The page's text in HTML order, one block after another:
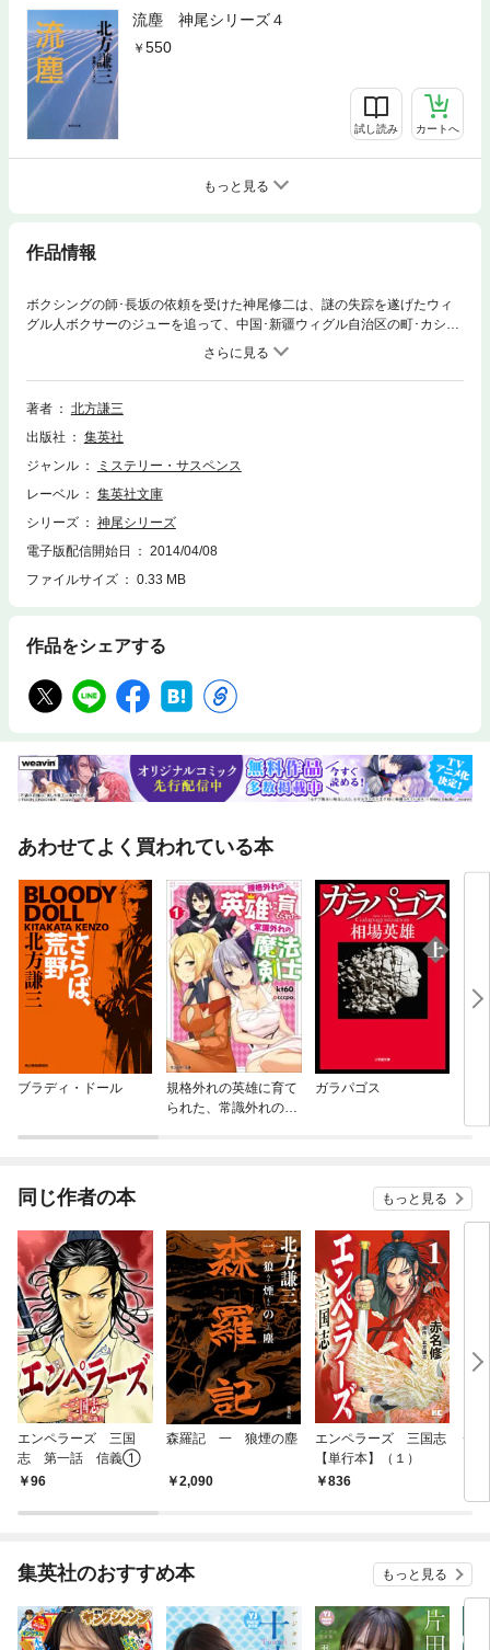
流塵 神尾シリーズ４
550
試し読み カートへ
もっと見る
作品情報
ボクシングの師･長坂の依頼を受けた神尾修二は、謎の失踪を遂げたウィ
グル人ボクサーのジューを追って、中国･新疆ウィグル自治区の町･カシュ
ガルへ着いた。偶然知り合った元北京大学生の陳を案内役としてジューの
探索を始める。さまざまな妨害を乗り越え、やっとジューの居所を突きと
めるが……。好評シリーズ第四弾。
著者
北方謙三
出版社
集英社
ジャンル
ミステリー・サスペンス
レーベル
集英社文庫
シリーズ
神尾シリーズ
電子版配信開始日
2014/04/08
ファイルサイズ
0.33 MB
作品をシェアする
あわせてよく買われている本
ブラディ・ドール
規格外れの英雄に育て
られた、常識外れの魔
ガラパゴス
同じ作者の本 もっと見る
エンペラーズ 三国
志 第一話 信義①
96
森羅記 一 狼煙の塵
2,090
エンペラーズ 三国志
【単行本】（１）
836
チ
集英社のおすすめ本 もっと見る